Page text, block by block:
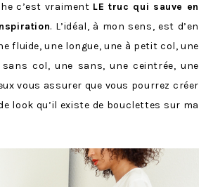
c’est vraiment LE truc qui sauve en
. L’idéal, à mon sens, est d’en
fluide, une longue, une à petit col, une
col, une sans, une ceintrée, une
vous assurer que vous pourrez créer
look qu’il existe de bouclettes sur ma